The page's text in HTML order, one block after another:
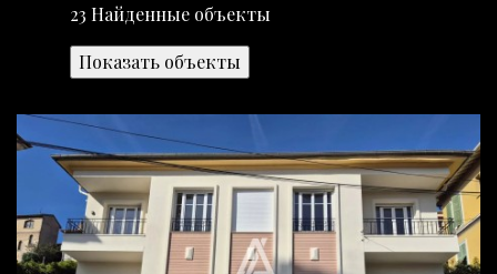
23 Найденные объекты